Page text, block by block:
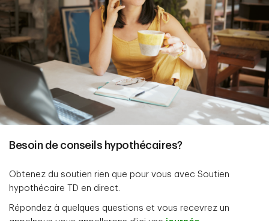
Besoin de conseils hypothécaires?
Obtenez du soutien rien que pour vous avec Soutien
hypothécaire TD en direct.
Répondez à quelques questions et vous recevrez un